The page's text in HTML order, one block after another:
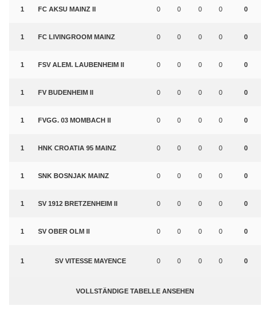
1 FC AKSU MAINZ II 0 0 0 0 0
1 FC LIVINGROOM MAINZ 0 0 0 0 0
1 FSV ALEM. LAUBENHEIM II 0 0 0 0 0
1 FV BUDENHEIM II 0 0 0 0 0
1 FVGG. 03 MOMBACH II 0 0 0 0 0
1 HNK CROATIA 95 MAINZ 0 0 0 0 0
1 SNK BOSNJAK MAINZ 0 0 0 0 0
1 SV 1912 BRETZENHEIM II 0 0 0 0 0
1 SV OBER OLM II 0 0 0 0 0
1 SV VITESSE MAYENCE 0 0 0 0 0
VOLLSTÄNDIGE TABELLE ANSEHEN